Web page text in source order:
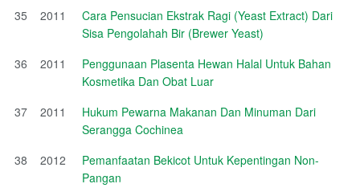
35
2011
Cara Pensucian Ekstrak Ragi (Yeast Extract) Dari
Sisa Pengolahah Bir (Brewer Yeast)
36
2011
Penggunaan Plasenta Hewan Halal Untuk Bahan
Kosmetika Dan Obat Luar
37
2011
Hukum Pewarna Makanan Dan Minuman Dari
Serangga Cochinea
38
2012
Pemanfaatan Bekicot Untuk Kepentingan Non-
Pangan